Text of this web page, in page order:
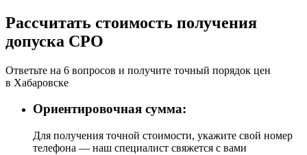
Рассчитать стоимость получения
допуска СРО
Ответьте на 6 вопросов и получите точный порядок цен
в Хабаровске
Ориентировочная сумма:
Для получения точной стоимости, укажите свой номер
телефона — наш специалист свяжется с вами